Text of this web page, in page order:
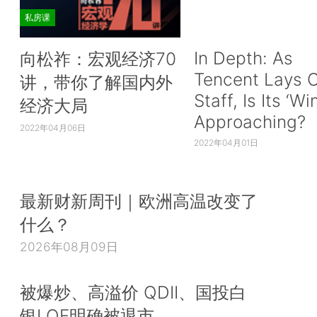
私房课
向松祚：宏观经济70
讲，带你了解国内外
经济大局
2022年04月06日
In Depth: As
Tencent Lays
Staff, Is Its
Approaching?
2022年04月01日
最新财新周刊｜欧洲高温改变了
什么？
2026年08月09日
被爆炒、高溢价 QDII、国投白